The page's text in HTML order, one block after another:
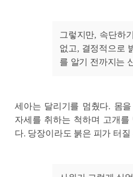
그렇지만, 속단하
없고, 결정적으로
를 알기 전까지는
세아는 달리기를 멈췄다. 몸
자세를 취하는 척하며 고개
다. 당장이라도 붉은 피가 터질